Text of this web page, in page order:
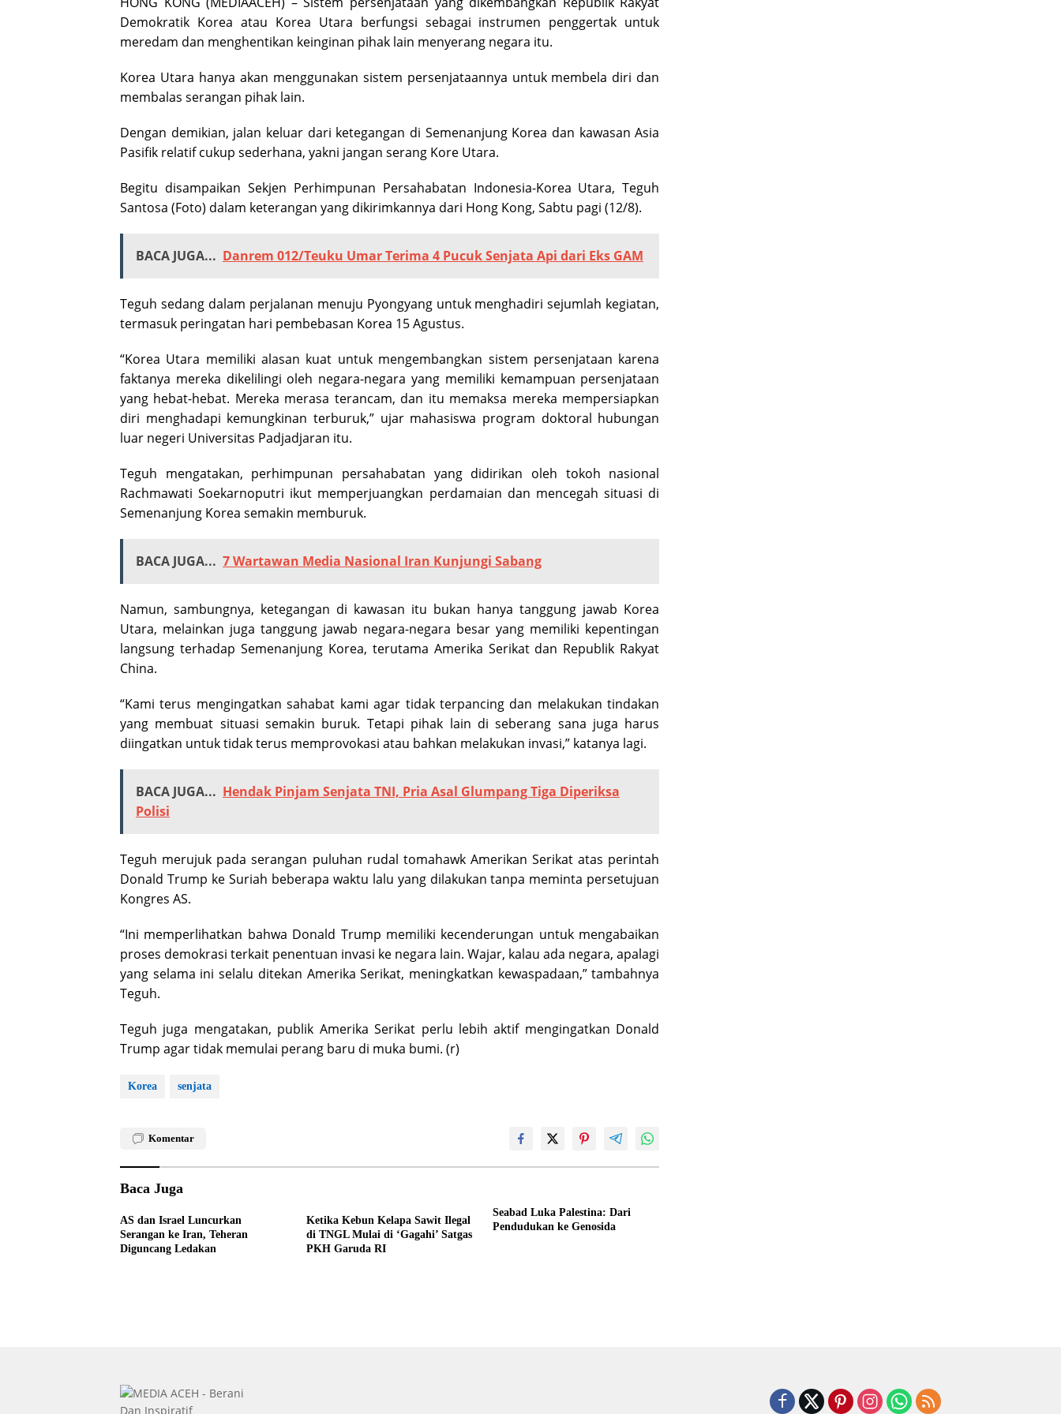
Demokratik Korea atau Korea Utara berfungsi sebagai instrumen penggertak untuk
meredam dan menghentikan keinginan pihak lain menyerang negara itu.
Korea Utara hanya akan menggunakan sistem persenjataannya untuk membela diri dan
membalas serangan pihak lain.
Dengan demikian, jalan keluar dari ketegangan di Semenanjung Korea dan kawasan Asia
Pasifik relatif cukup sederhana, yakni jangan serang Kore Utara.
Begitu disampaikan Sekjen Perhimpunan Persahabatan Indonesia-Korea Utara, Teguh
Santosa (Foto) dalam keterangan yang dikirimkannya dari Hong Kong, Sabtu pagi (12/8).
BACA JUGA... Danrem 012/Teuku Umar Terima 4 Pucuk Senjata Api dari Eks GAM
Teguh sedang dalam perjalanan menuju Pyongyang untuk menghadiri sejumlah kegiatan,
termasuk peringatan hari pembebasan Korea 15 Agustus.
“Korea Utara memiliki alasan kuat untuk mengembangkan sistem persenjataan karena
faktanya mereka dikelilingi oleh negara-negara yang memiliki kemampuan persenjataan
yang hebat-hebat. Mereka merasa terancam, dan itu memaksa mereka mempersiapkan
diri menghadapi kemungkinan terburuk,” ujar mahasiswa program doktoral hubungan
luar negeri Universitas Padjadjaran itu.
Teguh mengatakan, perhimpunan persahabatan yang didirikan oleh tokoh nasional
Rachmawati Soekarnoputri ikut memperjuangkan perdamaian dan mencegah situasi di
Semenanjung Korea semakin memburuk.
BACA JUGA... 7 Wartawan Media Nasional Iran Kunjungi Sabang
Namun, sambungnya, ketegangan di kawasan itu bukan hanya tanggung jawab Korea
Utara, melainkan juga tanggung jawab negara-negara besar yang memiliki kepentingan
langsung terhadap Semenanjung Korea, terutama Amerika Serikat dan Republik Rakyat
China.
“Kami terus mengingatkan sahabat kami agar tidak terpancing dan melakukan tindakan
yang membuat situasi semakin buruk. Tetapi pihak lain di seberang sana juga harus
diingatkan untuk tidak terus memprovokasi atau bahkan melakukan invasi,” katanya lagi.
BACA JUGA... Hendak Pinjam Senjata TNI, Pria Asal Glumpang Tiga Diperiksa
Polisi
Teguh merujuk pada serangan puluhan rudal tomahawk Amerikan Serikat atas perintah
Donald Trump ke Suriah beberapa waktu lalu yang dilakukan tanpa meminta persetujuan
Kongres AS.
“Ini memperlihatkan bahwa Donald Trump memiliki kecenderungan untuk mengabaikan
proses demokrasi terkait penentuan invasi ke negara lain. Wajar, kalau ada negara, apalagi
yang selama ini selalu ditekan Amerika Serikat, meningkatkan kewaspadaan,” tambahnya
Teguh.
Teguh juga mengatakan, publik Amerika Serikat perlu lebih aktif mengingatkan Donald
Trump agar tidak memulai perang baru di muka bumi. (r)
Korea senjata
Komentar
Baca Juga
AS dan Israel Luncurkan
Serangan ke Iran, Teheran
Diguncang Ledakan
Ketika Kebun Kelapa Sawit Ilegal
di TNGL Mulai di ‘Gagahi’ Satgas
PKH Garuda RI
Seabad Luka Palestina: Dari
Pendudukan ke Genosida